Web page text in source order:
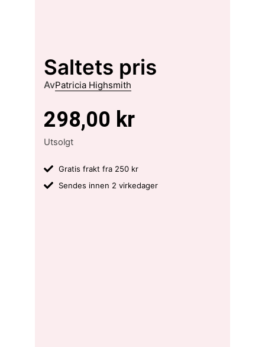
Saltets pris
AvPatricia Highsmith
298,00 kr
Utsolgt
Gratis frakt fra 250 kr
Sendes innen 2 virkedager